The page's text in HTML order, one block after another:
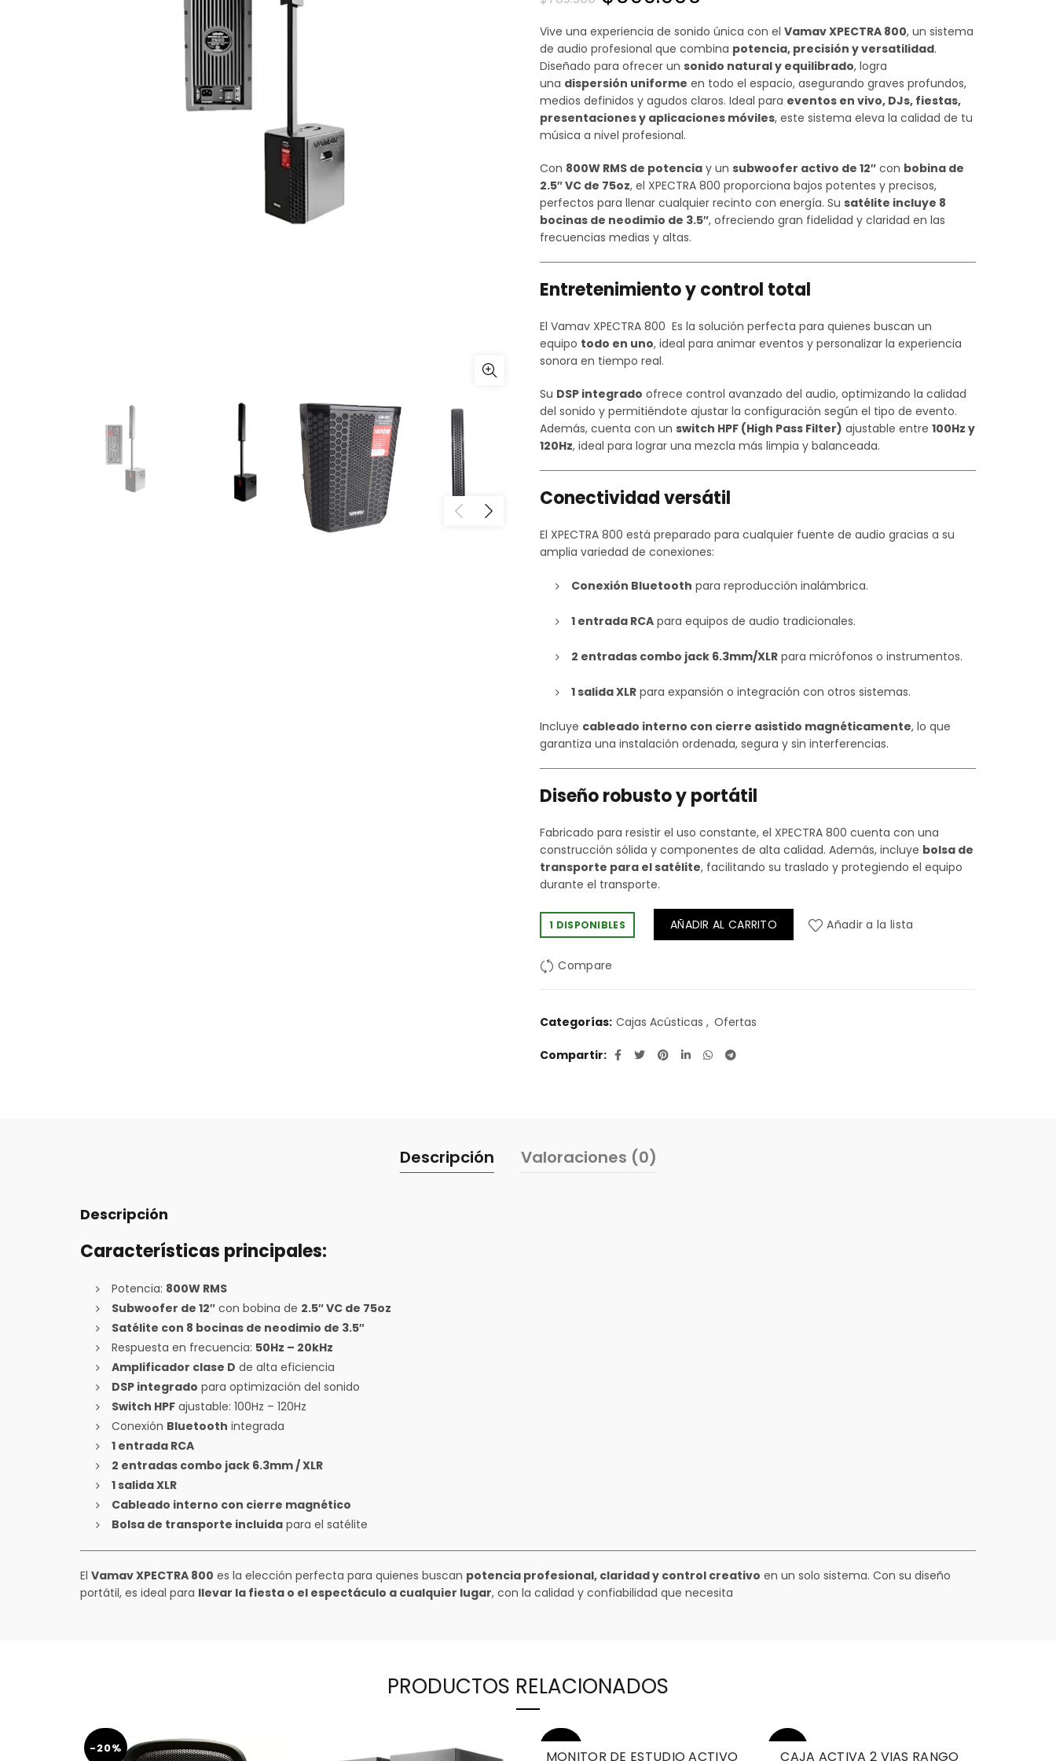
precio
original
era:
$789.900.
precio
actual
es:
$699.900.
Vive una experiencia de sonido única con el Vamav XPECTRA 800, un sistema
de audio profesional que combina potencia, precisión y versatilidad.
Diseñado para ofrecer un sonido natural y equilibrado, logra
una dispersión uniforme en todo el espacio, asegurando graves profundos,
medios definidos y agudos claros. Ideal para eventos en vivo, DJs, fiestas,
presentaciones y aplicaciones móviles, este sistema eleva la calidad de tu
música a nivel profesional.
Con 800W RMS de potencia y un subwoofer activo de 12″ con bobina de
2.5″ VC de 75oz, el XPECTRA 800 proporciona bajos potentes y precisos,
perfectos para llenar cualquier recinto con energía. Su satélite incluye 8
bocinas de neodimio de 3.5″, ofreciendo gran fidelidad y claridad en las
frecuencias medias y altas.
Entretenimiento y control total
El Vamav XPECTRA 800 Es la solución perfecta para quienes buscan un
equipo todo en uno, ideal para animar eventos y personalizar la experiencia
sonora en tiempo real.
Su DSP integrado ofrece control avanzado del audio, optimizando la calidad
del sonido y permitiéndote ajustar la configuración según el tipo de evento.
Además, cuenta con un switch HPF (High Pass Filter) ajustable entre 100Hz y
120Hz, ideal para lograr una mezcla más limpia y balanceada.
Conectividad versátil
El XPECTRA 800 está preparado para cualquier fuente de audio gracias a su
amplia variedad de conexiones:
Conexión Bluetooth para reproducción inalámbrica.
1 entrada RCA para equipos de audio tradicionales.
2 entradas combo jack 6.3mm/XLR para micrófonos o instrumentos.
1 salida XLR para expansión o integración con otros sistemas.
Incluye cableado interno con cierre asistido magnéticamente, lo que
garantiza una instalación ordenada, segura y sin interferencias.
Diseño robusto y portátil
Fabricado para resistir el uso constante, el XPECTRA 800 cuenta con una
construcción sólida y componentes de alta calidad. Además, incluye bolsa de
transporte para el satélite, facilitando su traslado y protegiendo el equipo
durante el transporte.
1 DISPONIBLES AÑADIR AL CARRITO Añadir a la lista
Compare
Categorías: Cajas Acústicas , Ofertas
Compartir
Descripción Valoraciones (0)
Descripción
Características principales:
Potencia: 800W RMS
Subwoofer de 12″ con bobina de 2.5″ VC de 75oz
Satélite con 8 bocinas de neodimio de 3.5″
Respuesta en frecuencia: 50Hz – 20kHz
Amplificador clase D de alta eficiencia
DSP integrado para optimización del sonido
Switch HPF ajustable: 100Hz – 120Hz
Conexión Bluetooth integrada
1 entrada RCA
2 entradas combo jack 6.3mm / XLR
1 salida XLR
Cableado interno con cierre magnético
Bolsa de transporte incluida para el satélite
El Vamav XPECTRA 800 es la elección perfecta para quienes buscan potencia profesional, claridad y control creativo en un solo sistema. Con su diseño
portátil, es ideal para llevar la fiesta o el espectáculo a cualquier lugar, con la calidad y confiabilidad que necesita
PRODUCTOS RELACIONADOS
-20%
MONITOR DE ESTUDIO ACTIVO
CAJA ACTIVA 2 VIAS RANGO